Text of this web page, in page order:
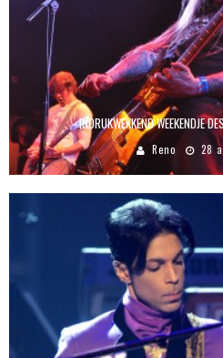
INDRUKWEKKEND WEEKENDJE
Reno 28